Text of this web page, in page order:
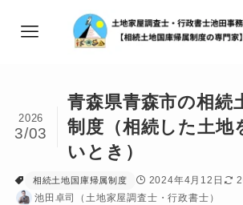
青森県青森市の相続
制度（相続した土地
いとき）
2026
3/03
相続土地国庫帰属制度 2024年4月12日
池田卓司（土地家屋調査士・行政書士）